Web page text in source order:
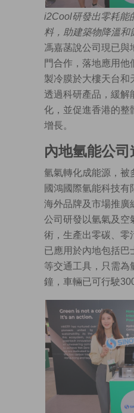
i2Cool研發出零耗能
料，助建築物降溫和
馮嘉菡說公司現已與
門合作，落地應用他
製冷膜於大樓天台和
透過科研產品，緩解
化，並促進香港的整
增長。
內地氫能公
氫氣轉化成能源，被
國鴻國際氫能科技
海外品牌及市場推廣
公司研發以氫氣及空
術，生產出零碳、零
已應用於內地包括巴
等交通工具，只需為
鐘，車輛已可行駛